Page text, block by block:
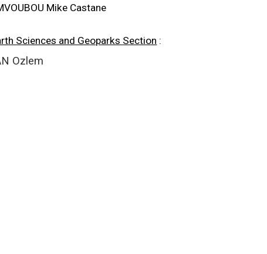
Mike Castane
Sciences and Geoparks Section :
Ozlem